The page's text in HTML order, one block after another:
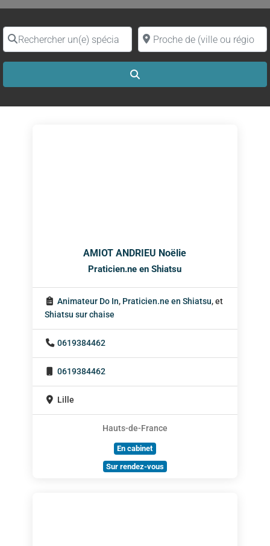
Rechercher un(e) spécialiste par nomProche de (ville ou région)
AMIOT ANDRIEU Noëlie
Praticien.ne en Shiatsu
Animateur Do In, Praticien.ne en Shiatsu, et
Shiatsu sur chaise
0619384462
0619384462
Lille
Hauts-de-France
En cabinet
Sur rendez-vous